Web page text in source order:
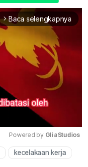
arrow_forward_ios Baca selengkapnya
Mute
Powered by GliaStudios
kecelakaan kerja